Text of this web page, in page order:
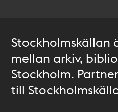
Stockholmskällan
mellan arkiv,
Stockholm.
till